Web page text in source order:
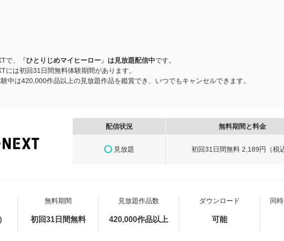
で、『ひとりじめマイヒーロー』 は見放題配信中です。
には初回31日間無料体験期間があります。
中は420,000作品以上の見放題作品を鑑賞でき、いつでもキャンセルできます。
配信状況 無料期間と料金
見放題 初回31日間無料 2,189円（税込
無料期間 見放題作品数 ダウンロード 同
初回31日間無料 420,000作品以上 可能